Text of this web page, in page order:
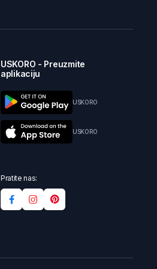
USKORO - Preuzmite
aplikaciju
USKORO
USKORO
Pratite nas: